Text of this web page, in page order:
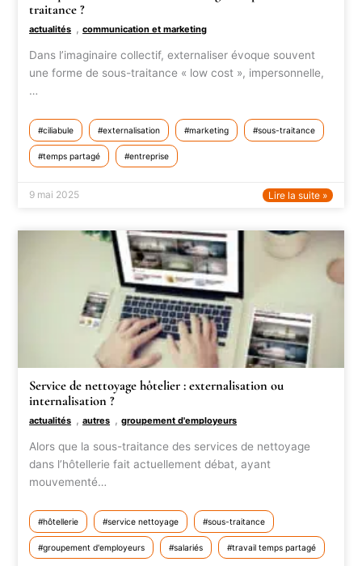
traitance ?
actualités ,communication et marketing
Dans l’imaginaire collectif, externaliser évoque souvent
une forme de sous-traitance « low cost », impersonnelle,
…
ciliabule externalisation marketing sous-traitance
temps partagé entreprise
9 mai 2025 Lire la suite »
Service de nettoyage hôtelier : externalisation ou
internalisation ?
actualités ,autres ,groupement d'employeurs
Alors que la sous-traitance des services de nettoyage
dans l’hôtellerie fait actuellement débat, ayant
mouvementé…
hôtellerie service nettoyage sous-traitance
groupement d'employeurs salariés travail temps partagé